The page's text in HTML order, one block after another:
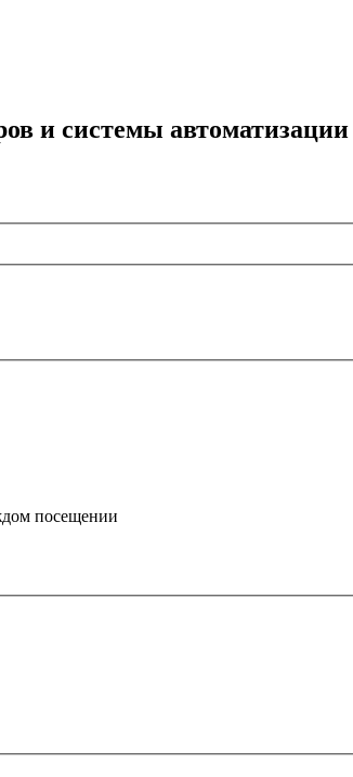
и системы автоматизации
посещении